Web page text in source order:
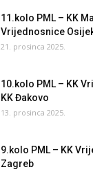
11.kolo PML – KK
Vrijednosnice
21. prosinca 2025.
10.kolo PML – KK
KK Đakovo
13. prosinca 2025.
9.kolo PML – KK
Zagreb